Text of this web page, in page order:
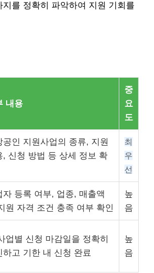
지를 정확히 파악하여 지원 기회를
내용
중
요
도
공인 지원사업의 종류, 지원
, 신청 방법 등 상세 정보 확
최
우
선
자 등록 여부, 업종, 매출액
원 자격 조건 충족 여부 확인
높
음
업별 신청 마감일을 정확히
하고 기한 내 신청 완료
높
음